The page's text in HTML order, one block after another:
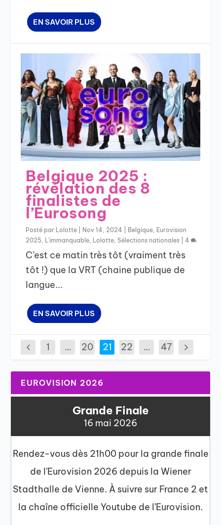
EN SAVOIR PLUS
Belgique 2025 :
révélation des 8
finalistes de
l’Eurosong
Posté par Lolotte Nov 14, 2024 Belgique Eurovision
2025
L'immanquable Lolotte ,Sélections nationales |4
C’est ce matin très tôt (vraiment très
tôt !) que la VRT (chaine publique de
langue...
EN SAVOIR PLUS
1 … 20 21 22 … 47
EUROVISION 2026
Grande Finale
16 mai 2026
Rendez-vous dès 21h00 pour la grande finale
de l'Eurovision 2026 depuis la Wiener
Stadthalle de Vienne. À suivre sur France 2 et
la chaîne officielle Youtube de l'Eurovision.